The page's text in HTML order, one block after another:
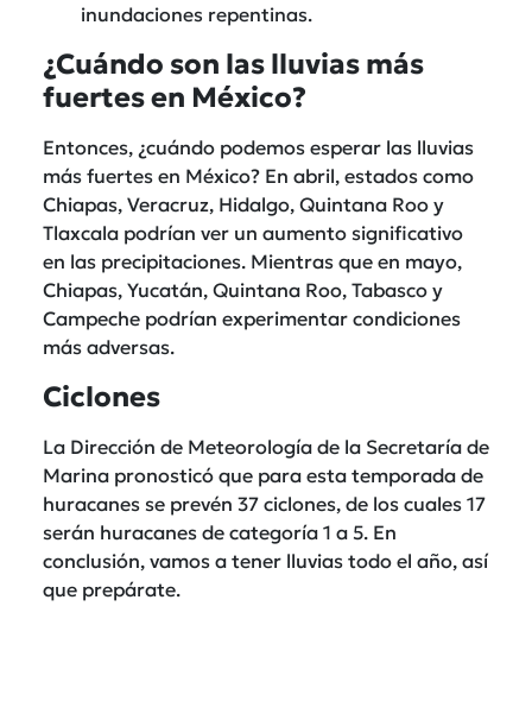
inundaciones repentinas.
¿Cuándo son las lluvias más
fuertes en México?
Entonces, ¿cuándo podemos esperar las lluvias
más fuertes en México? En abril, estados como
Chiapas, Veracruz, Hidalgo, Quintana Roo y
Tlaxcala podrían ver un aumento significativo
en las precipitaciones. Mientras que en mayo,
Chiapas, Yucatán, Quintana Roo, Tabasco y
Campeche podrían experimentar condiciones
más adversas.
Ciclones
La Dirección de Meteorología de la Secretaría de
Marina pronosticó que para esta temporada de
huracanes se prevén 37 ciclones, de los cuales 17
serán huracanes de categoría 1 a 5. En
conclusión, vamos a tener lluvias todo el año, así
que prepárate.